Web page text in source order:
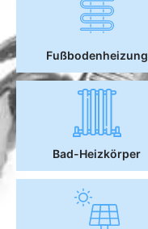
Fußbodenheizung
Bad-Heizkörper